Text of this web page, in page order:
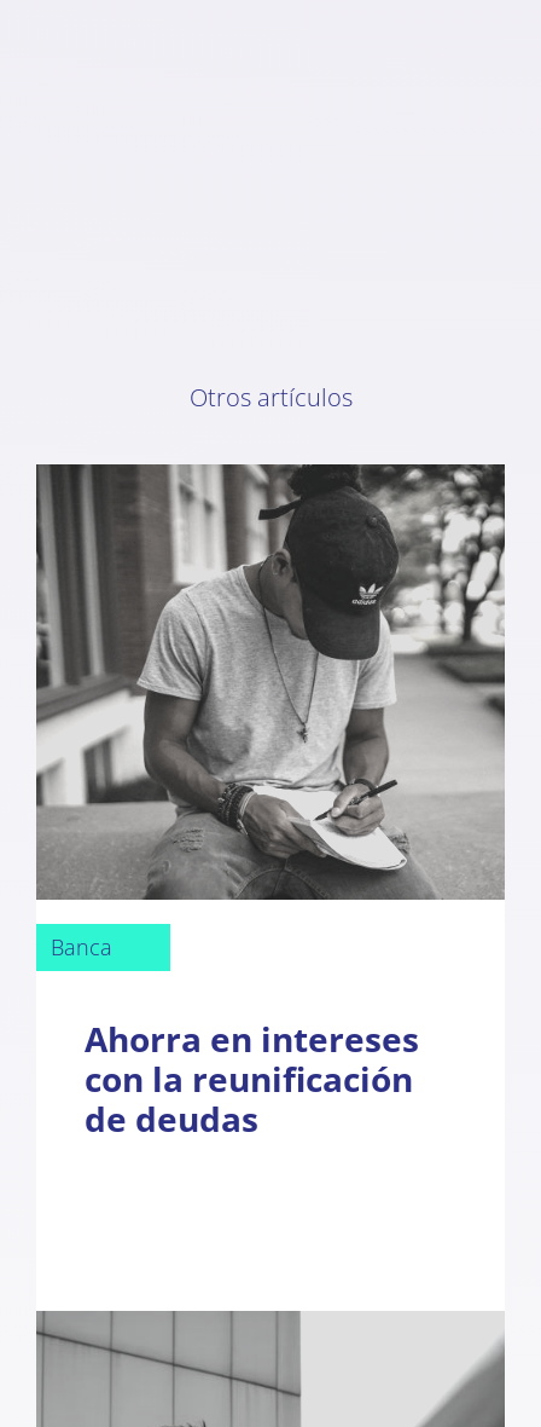
Otros artículos
Banca
Ahorra en intereses
con la reunificación
de deudas